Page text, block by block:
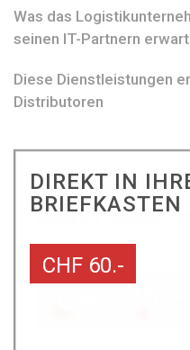
Was das
seinen IT-Partnern
Diese Dienstleistungen
Distributoren
DIREKT IN
BRIEFKASTEN
CHF 60.-